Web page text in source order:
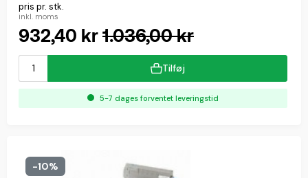
pris pr. stk.
inkl. moms
932,40 kr1.036,00 kr
Tilføj
5-7 dages forventet leveringstid
-10%